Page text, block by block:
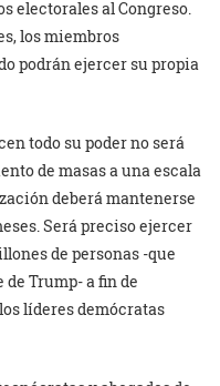
electorales al Congreso.
los miembros
podrán ejercer su propia
todo su poder no será
de masas a una escala
deberá mantenerse
Será preciso ejercer
de personas -que
Trump- a fin de
líderes demócratas